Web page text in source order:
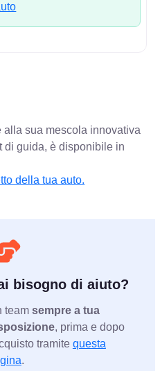
sua mescola innovativa
di guida, è disponibile in
della tua auto.
bisogno di aiuto?
team sempre a tua
, prima e dopo
tramite questa
.